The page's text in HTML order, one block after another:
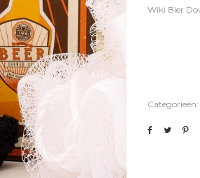
Wiki Bier
Categorieën: